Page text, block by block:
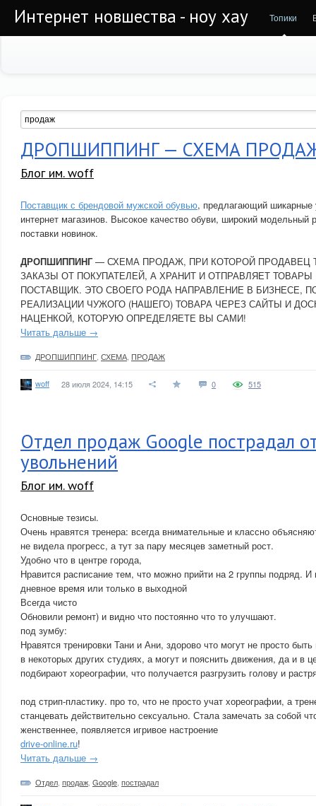
Интернет новшества - ноу хау Топики
ДРОПШИППИНГ — СХЕМА
Блог им. woff
Поставщик с брендовой мужской обувью, предлагающий шикарные
интернет магазинов. Высокое качество обуви, широкий
поставки новинок.
ДРОПШИППИНГ — СХЕМА ПРОДАЖ, ПРИ КОТОРОЙ ПРОДАВЕЦ
ЗАКАЗЫ ОТ ПОКУПАТЕЛЕЙ, А ХРАНИТ И ОТПРАВЛЯЕТ
ПОСТАВЩИК. ЭТО СВОЕГО РОДА НАПРАВЛЕНИЕ В БИЗНЕСЕ,
РЕАЛИЗАЦИИ ЧУЖОГО (НАШЕГО) ТОВАРА ЧЕРЕЗ САЙТЫ И
НАЦЕНКОЙ, КОТОРУЮ ОПРЕДЕЛЯЕТЕ ВЫ САМИ!
Читать дальше →
ДРОПШИППИНГ СХЕМА ПРОДАЖ
woff 28 июля 2024, 14:15 0 515
Отдел продаж Google пострадал
увольнений
Блог им. woff
Основные тезисы.
Очень нравятся тренера: всегда внимательные и классно
не видела прогресс, а тут за пару месяцев заметный рост.
Удобно что в центре города,
Нравится расписание тем, что можно прийти на 2 группы подряд.
дневное время или только в выходной
Всегда чисто
Обновили ремонт) и видно что постоянно что то улучшают.
под зумбу:
Нравятся тренировки Тани и Ани, здорово что могут не просто
в некоторых других студиях, а могут и пояснить движения, да и в
подбирают хореографии, что получается разгрузить голову и
под стрип-пластику. про то, что не просто учат хореографии, а
станцевать действительно сексуально. Стала замечать за собой
женственнее, появляется игривое настроение
drive-online.ru!
Читать дальше →
Отдел продаж Google пострадал